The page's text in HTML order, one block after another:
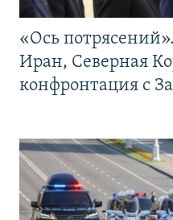
«Ось
Иран, Северная
конфронтация с